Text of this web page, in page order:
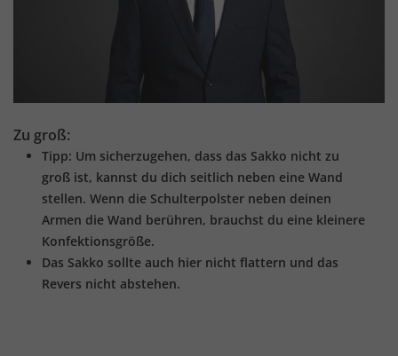
Zu groß:
Tipp: Um sicherzugehen, dass das Sakko nicht zu
groß ist, kannst du dich seitlich neben eine Wand
stellen. Wenn die Schulterpolster neben deinen
Armen die Wand berühren, brauchst du eine kleinere
Konfektionsgröße.
Das Sakko sollte auch hier nicht flattern und das
Revers nicht abstehen.